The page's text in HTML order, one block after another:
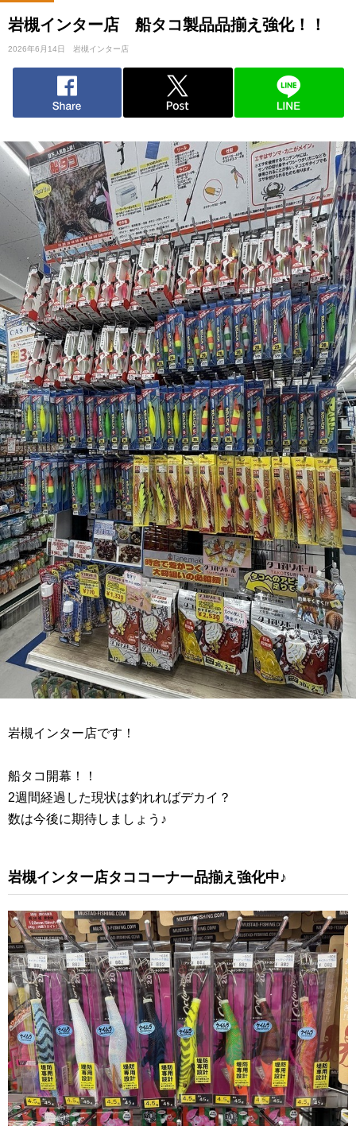
岩槻インター店 船タコ製品品揃え強化！！
2026年6月14日 岩槻インター店
岩槻インター店です！
船タコ開幕！！
2週間経過した現状は釣れればデカイ？
数は今後に期待しましょう♪
岩槻インター店タココーナー品揃え強化中♪